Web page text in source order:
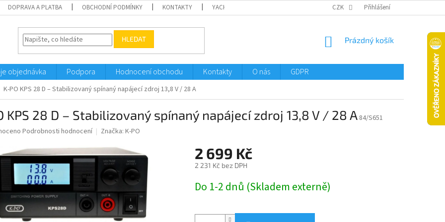
DOPRAVA A PLATBA OBCHODNÍ PODMÍNKY KONTAKTY YACHTMENI CZK Přihlášení
HLEDAT
NÁKUPNÍ
Prázdný košík
objednávka Podpora Hodnocení obchodu Kontakty O nás GDPR
K-PO KPS 28 D – Stabilizovaný spínaný napájecí zdroj 13,8 V / 28 A
KPS 28 D – Stabilizovaný spínaný napájecí zdroj 13,8 V / 28 A 84/S651
Podrobnosti hodnocení Značka: K-PO
2 699 Kč
2 231 Kč bez DPH
cena:
Do 1-2 dnů (Skladem externě)